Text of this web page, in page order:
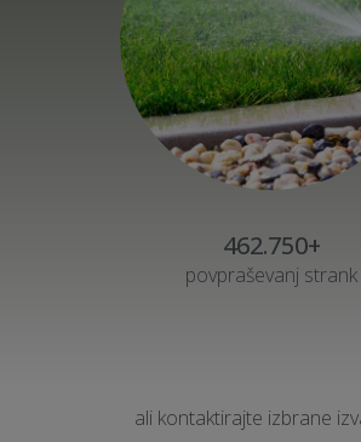
462.750+
povpraševanj strank
ali kontaktirajte izbrane